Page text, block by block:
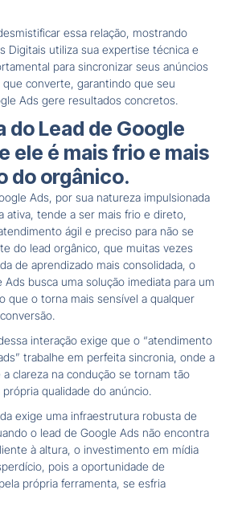
essa relação, mostrando
Digitais utiliza sua expertise técnica e
para sincronizar seus anúncios
converte, garantindo que seu
Ads gere resultados concretos.
do Lead de Google
ele é mais frio e mais
do orgânico.
Ads, por sua natureza impulsionada
ativa, tende a ser mais frio e direto,
ágil e preciso para não se
do lead orgânico, que muitas vezes
de aprendizado mais consolidada, o
Ads busca uma solução imediata para um
que o torna mais sensível a qualquer
interação exige que o “atendimento
trabalhe em perfeita sincronia, onde a
clareza na condução se tornam tão
qualidade do anúncio.
exige uma infraestrutura robusta de
o lead de Google Ads não encontra
à altura, o investimento em mídia
pois a oportunidade de
própria ferramenta, se esfria